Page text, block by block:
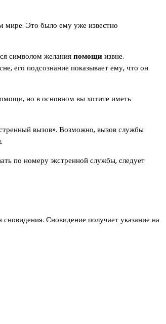
мире. Это было ему уже известно
символом желанияпомощиизвне.
его подсознание показывает ему, что он
но в основном вы хотите иметь
вызов». Возможно, вызов службы
по номеру экстренной службы, следует
сновидения. Сновидение получает указание на